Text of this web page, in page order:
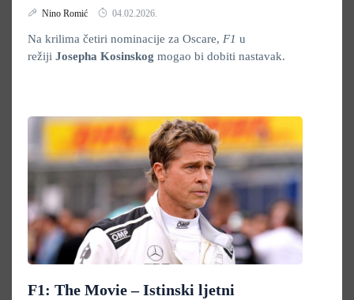
Nino Romić 04.02.2026.
Na krilima četiri nominacije za Oscare, F1 u
režiji Josepha Kosinskog mogao bi dobiti nastavak.
F1: The Movie – Istinski ljetni